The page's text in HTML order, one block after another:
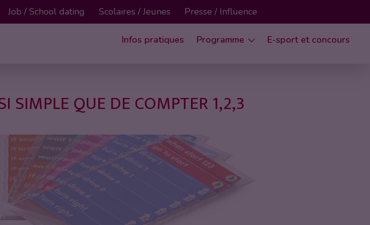
Job / School dating Scolaires / Jeunes Presse / Influence
Infos pratiques Programme E-sport et concours
SIMPLE QUE DE COMPTER 1,2,3